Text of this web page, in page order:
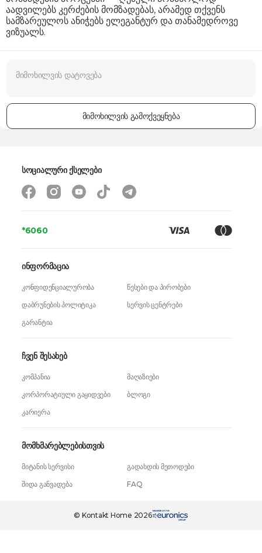
ერთი დაჭერით
აადვილებს კერძების მომზადებას, არამედ თქვენს
სამზარეულოს ანიჭებს ელეგანტურ და თანამედროვე
ვიზუალს.
მიმოხილვის გამოქვეყნება
*6060
ჩვენ შესახებ
კომპანია
მაღაზიები
კორპორატიული გაყიდვები
ბლოგი
კარიერა
ინფორმაცია
კონფიდენციალურობა
წესები და პირობები
დაბრუნების პოლიტიკა
სერვის ცენტრები
გარანტია
მომხმარებლებისთვის
მიტანის სერვისი
გადახდის მეთოდები
შიდა განვადება
FAQ
სოციალური ქსელები
© Kontakt Home 2026